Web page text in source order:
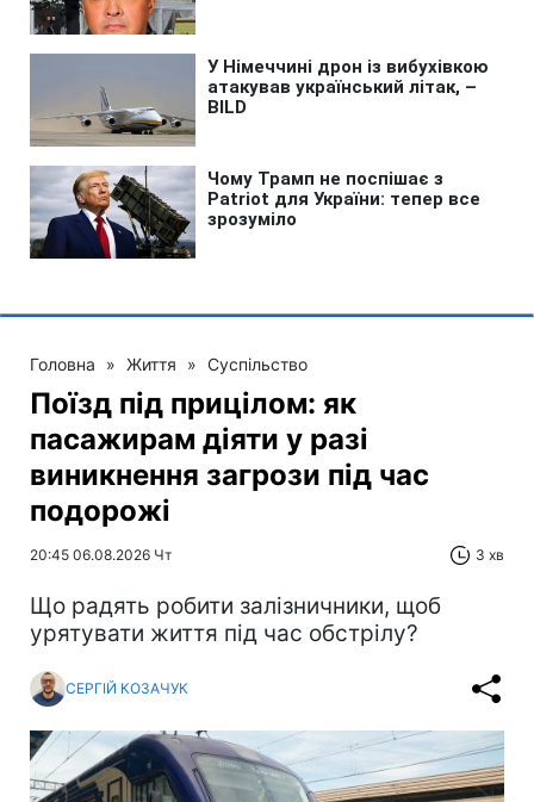
Головна » Життя » Суспільство
Поїзд під прицілом: як
пасажирам діяти у разі
виникнення загрози під час
подорожі
20:45 06.08.2026 Чт 3 хв
Що радять робити залізничники, щоб
урятувати життя під час обстрілу?
СЕРГІЙ КОЗАЧУК